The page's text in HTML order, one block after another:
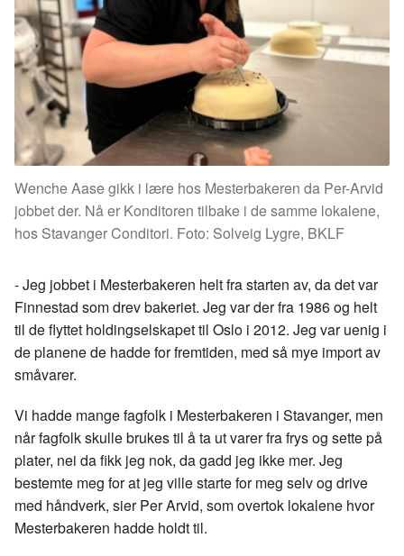
Wenche Aase gikk i lære hos Mesterbakeren da Per-Arvid
jobbet der. Nå er Konditoren tilbake i de samme lokalene,
hos Stavanger Conditori. Foto: Solveig Lygre, BKLF
- Jeg jobbet i Mesterbakeren helt fra starten av, da det var
Finnestad som drev bakeriet. Jeg var der fra 1986 og helt
til de flyttet holdingselskapet til Oslo i 2012. Jeg var uenig i
de planene de hadde for fremtiden, med så mye import av
småvarer.
Vi hadde mange fagfolk i Mesterbakeren i Stavanger, men
når fagfolk skulle brukes til å ta ut varer fra frys og sette på
plater, nei da fikk jeg nok, da gadd jeg ikke mer. Jeg
bestemte meg for at jeg ville starte for meg selv og drive
med håndverk, sier Per Arvid, som overtok lokalene hvor
Mesterbakeren hadde holdt til.